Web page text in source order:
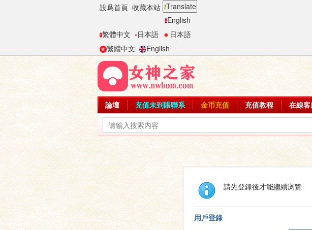
設爲首頁 收藏本站 Translate
English
繁體中文
日本語
日本語
繁體中文
English
論壇 充值未到賬聯系 金币充值 充值教程 在線
請先登錄後才能繼續浏覽
用戶登錄